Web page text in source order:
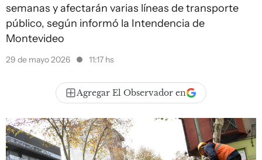
semanas y afectarán varias líneas de transporte
público, según informó la Intendencia de
Montevideo
29 de mayo 2026 11:17 hs
Agregar El Observador en